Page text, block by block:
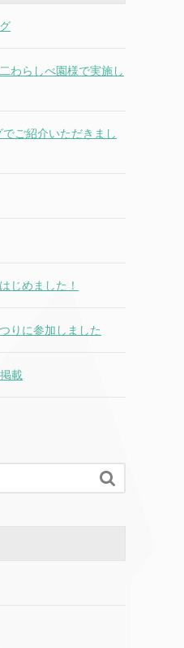
わらしべ園様で実施し
ご紹介いただきまし
じめました！
りに参加しました
載
